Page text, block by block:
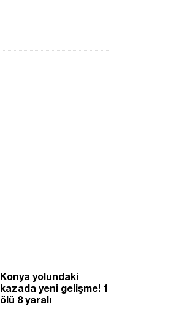
Konya yolundaki
kazada yeni gelişme! 1
ölü 8 yaralı